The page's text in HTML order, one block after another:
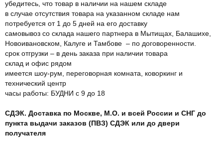
убедитесь, что товар в наличии на нашем складе
в случае отсутствия товара на указанном складе нам
потребуется от 1 до 5 дней на его доставку
самовывоз со склада нашего партнера в Мытищах, Балашихе,
Новоивановском, Калуге и Тамбове – по договоренности.
срок отгрузки – в день заказа при наличии товара
склад и офис рядом
имеется шоу-рум, переговорная комната, коворкинг и
технический центр
часы работы: БУДНИ с 9 до 18
СДЭК. Доставка по Москве, М.О. и всей России и СНГ до
пункта выдачи заказов (ПВЗ) СДЭК или до двери
получателя